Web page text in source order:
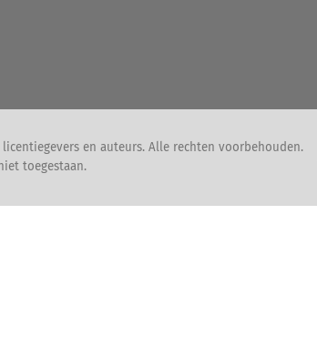
en auteurs. Alle rechten voorbehouden.
toegestaan.